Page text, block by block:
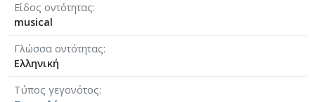
Είδος οντότητας
musical
Γλώσσα οντότητας
Ελληνική
Τύπος γεγονότος